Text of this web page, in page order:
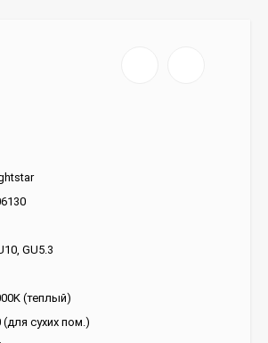
GU5.3
(теплый)
(для сухих пом.)